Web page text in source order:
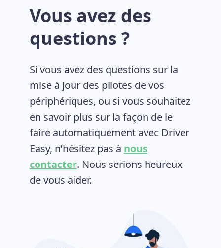
Vous avez des
questions ?
Si vous avez des questions sur la
mise à jour des pilotes de vos
périphériques, ou si vous souhaitez
en savoir plus sur la façon de le
faire automatiquement avec Driver
Easy, n’hésitez pas à nous
contacter. Nous serions heureux
de vous aider.